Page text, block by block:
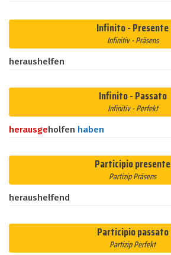
Infinito - Presente
Infinitiv - Präsens
heraushelfen
Infinito - Passato
Infinitiv - Perfekt
herausgeholfen haben
Participio presente
Partizip Präsens
heraushelfend
Participio passato
Partizip Perfekt